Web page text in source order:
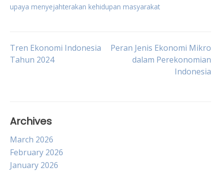
upaya menyejahterakan kehidupan masyarakat
Post
Tren Ekonomi Indonesia
Tahun 2024
Peran Jenis Ekonomi Mikro
dalam Perekonomian
Indonesia
Archives
March 2026
February 2026
January 2026